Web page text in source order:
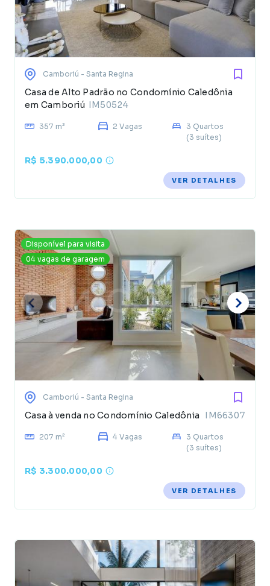
Camboriú - Santa Regina
Casa de Alto Padrão no Condomínio Caledônia
em Camboriú IM50524
357 m² 2 Vagas
3 Quartos
(3 suítes)
R$ 5.390.000,00
VER DETALHES
Disponível para visita
04 vagas de garagem
Camboriú - Santa Regina
Casa à venda no Condomínio Caledônia IM66307
207 m² 4 Vagas
3 Quartos
(3 suítes)
R$ 3.300.000,00
VER DETALHES